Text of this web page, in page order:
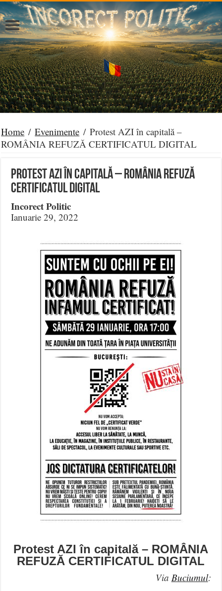
Home / Evenimente / Protest AZI în capitală –
ROMÂNIA REFUZĂ CERTIFICATUL DIGITAL
Protest AZI în capitală – ROMÂNIA REFUZĂ
CERTIFICATUL DIGITAL
Incorect Politic
Ianuarie 29, 2022
Protest AZI în capitală – ROMÂNIA
REFUZĂ CERTIFICATUL DIGITAL
Via Buciumul: